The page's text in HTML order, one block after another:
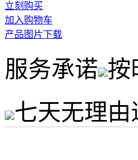
立刻购买
加入购物车
产品图片下载
服务承诺 按
七天无理由